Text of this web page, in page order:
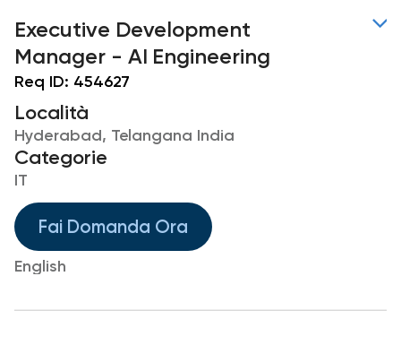
Executive Development
Manager - AI Engineering
Req ID: 454627
Località
Hyderabad, Telangana India
Categorie
IT
Fai Domanda Ora
English